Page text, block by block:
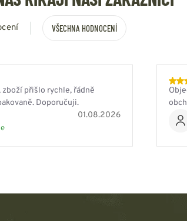
VŠECHNA HODNOCENÍ
01.08.2026
přišlo rychle, řádně
Doporučuji.